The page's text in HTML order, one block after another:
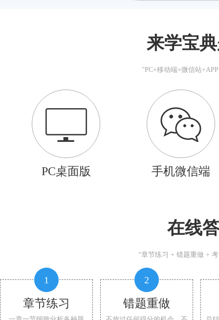
来学宝
"PC+移动端+微信站
PC桌面版 手机微信端
在线
“章节练习 + 错题重做 +
1
章节练习
2
错题重做